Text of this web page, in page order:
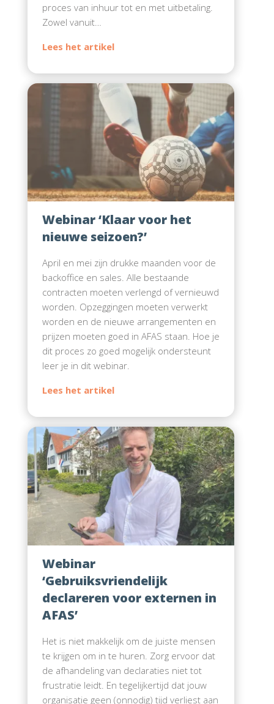
proces van inhuur tot en met uitbetaling.
Zowel vanuit…
Webinar ‘Klaar voor het
nieuwe seizoen?’
April en mei zijn drukke maanden voor de
backoffice en sales. Alle bestaande
contracten moeten verlengd of vernieuwd
worden. Opzeggingen moeten verwerkt
worden en de nieuwe arrangementen en
prijzen moeten goed in AFAS staan. Hoe je
dit proces zo goed mogelijk ondersteunt
leer je in dit webinar.
Webinar
‘Gebruiksvriendelijk
declareren voor externen in
AFAS’
Het is niet makkelijk om de juiste mensen
te krijgen om in te huren. Zorg ervoor dat
de afhandeling van declaraties niet tot
frustratie leidt. En tegelijkertijd dat jouw
organisatie geen (onnodig) tijd verliest aan